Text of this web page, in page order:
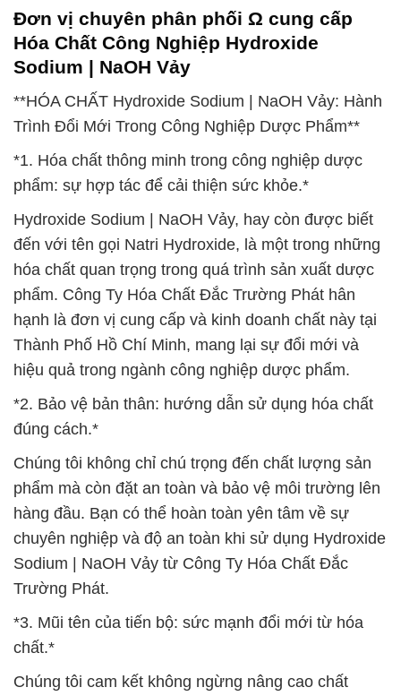
Đơn vị chuyên phân phối Ω cung cấp
Hóa Chất Công Nghiệp Hydroxide
Sodium | NaOH Vảy
**HÓA CHẤT Hydroxide Sodium | NaOH Vảy: Hành
Trình Đổi Mới Trong Công Nghiệp Dược Phẩm**
*1. Hóa chất thông minh trong công nghiệp dược
phẩm: sự hợp tác để cải thiện sức khỏe.*
Hydroxide Sodium | NaOH Vảy, hay còn được biết
đến với tên gọi Natri Hydroxide, là một trong những
hóa chất quan trọng trong quá trình sản xuất dược
phẩm. Công Ty Hóa Chất Đắc Trường Phát hân
hạnh là đơn vị cung cấp và kinh doanh chất này tại
Thành Phố Hồ Chí Minh, mang lại sự đổi mới và
hiệu quả trong ngành công nghiệp dược phẩm.
*2. Bảo vệ bản thân: hướng dẫn sử dụng hóa chất
đúng cách.*
Chúng tôi không chỉ chú trọng đến chất lượng sản
phẩm mà còn đặt an toàn và bảo vệ môi trường lên
hàng đầu. Bạn có thể hoàn toàn yên tâm về sự
chuyên nghiệp và độ an toàn khi sử dụng Hydroxide
Sodium | NaOH Vảy từ Công Ty Hóa Chất Đắc
Trường Phát.
*3. Mũi tên của tiến bộ: sức mạnh đổi mới từ hóa
chất.*
Chúng tôi cam kết không ngừng nâng cao chất